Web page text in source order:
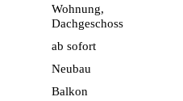
Wohnung,
Dachgeschoss
ab sofort
Neubau
Balkon